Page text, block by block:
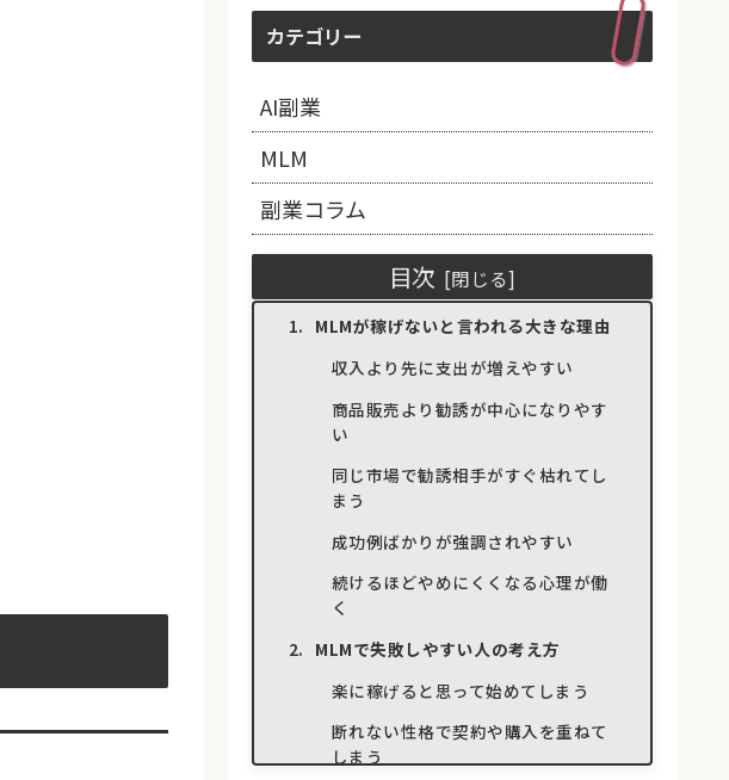
カテゴリー
AI副業
MLM
副業コラム
目次
MLMが稼げないと言われる大きな理由
収入より先に支出が増えやすい
商品販売より勧誘が中心になりやす
い
同じ市場で勧誘相手がすぐ枯れてし
まう
成功例ばかりが強調されやすい
続けるほどやめにくくなる心理が働
く
MLMで失敗しやすい人の考え方
楽に稼げると思って始めてしまう
断れない性格で契約や購入を重ねて
しまう